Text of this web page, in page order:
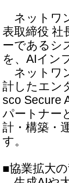
ネットワ
表取締役 社
ーであるシ
を、AIイン
ネットワ
計したエン
sco Secure
パートナー
計・構築・
す。
■協業拡大